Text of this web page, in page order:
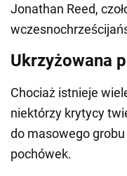
Jonathan Reed,
Ukrzyżowana
Chociaż istnieje
niektórzy krytycy
do masowego
pochówek.